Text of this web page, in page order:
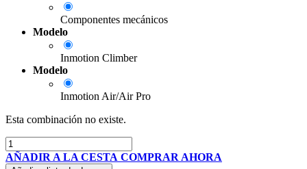
Componentes mecánicos
Modelo
Inmotion Climber
Modelo
Inmotion Air/Air Pro
Esta combinación no existe.
AÑADIR A LA CESTA COMPRAR AHORA